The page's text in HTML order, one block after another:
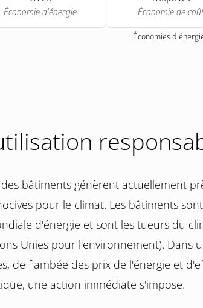
Économie d’énergie Économie de
Économies
bâtiments génèrent actuellement
pour le climat. Les bâtiments
d'énergie et sont les tueurs du
Unies pour l'environnement). Dans
de flambée des prix de l'énergie et
une action immédiate s'impose.